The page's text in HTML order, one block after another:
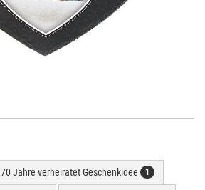
70 Jahre verheiratet Geschenkidee 1